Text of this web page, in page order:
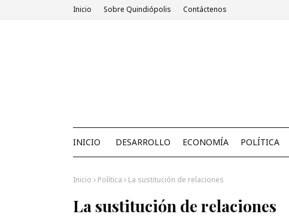
Inicio Sobre Quindiópolis Contáctenos
INICIO DESARROLLO ECONOMÍA POLÍTICA
Inicio Política La sustitución de relaciones
La sustitución de relaciones